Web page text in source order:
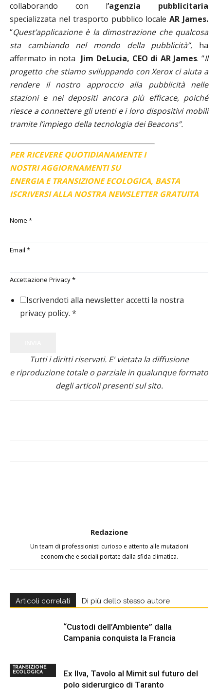
collaborando con l’agenzia pubblicitaria
specializzata nel trasporto pubblico localeAR James.
“Quest’applicazione è la dimostrazione che qualcosa
sta cambiando nel mondo della pubblicità”, ha
affermato in nota Jim DeLucia, CEO di AR James. “Il
progetto che stiamo sviluppando con Xerox ci aiuta a
rendere il nostro approccio alla pubblicità nelle
stazioni e nei depositi ancora più efficace, poiché
riesce a connettere gli utenti e i loro dispositivi mobili
tramite l’impiego della tecnologia dei Beacons”.
PER RICEVERE QUOTIDIANAMENTE I
NOSTRI AGGIORNAMENTI SU
ENERGIA E TRANSIZIONE ECOLOGICA, BASTA
ISCRIVERSI ALLA NOSTRA NEWSLETTER GRATUITA
Nome *
Email *
Accettazione Privacy*
Iscrivendoti alla newsletter accetti la nostra
privacy policy. *
Tutti i diritti riservati. E' vietata la diffusione
e riproduzione totale o parziale in qualunque formato
degli articoli presenti sul sito.
Redazione
Un team di professionisti curioso e attento alle mutazioni
economiche e sociali portate dalla sfida climatica.
Articoli correlati Di più dello stesso autore
TRANSIZIONE
ECOLOGICA
“Custodi dell’Ambiente” dalla
Campania conquista la Francia
Ex Ilva, Tavolo al Mimit sul futuro del
polo siderurgico di Taranto